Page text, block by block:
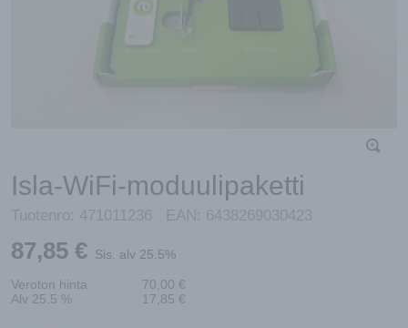
Isla-WiFi-moduulipaketti
Tuotenro: 471011236 EAN: 6438269030423
87,85 € Sis. alv 25.5%
Veroton hinta 70,00 €
Alv 25.5 %
17,85 €